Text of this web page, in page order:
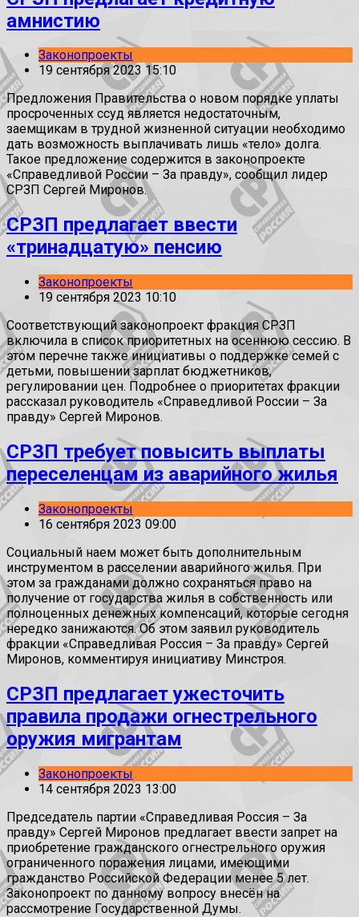
амнистию
Законопроекты
19 сентября 2023 15:10
Предложения Правительства о новом порядке уплаты
просроченных ссуд является недостаточным,
заемщикам в трудной жизненной ситуации необходимо
дать возможность выплачивать лишь «тело» долга.
Такое предложение содержится в законопроекте
«Справедливой России – За правду», сообщил лидер
СРЗП Сергей Миронов.
СРЗП предлагает ввести
«тринадцатую» пенсию
Законопроекты
19 сентября 2023 10:10
Соответствующий законопроект фракция СРЗП
включила в список приоритетных на осеннюю сессию. В
этом перечне также инициативы о поддержке семей с
детьми, повышении зарплат бюджетников,
регулировании цен. Подробнее о приоритетах фракции
рассказал руководитель «Справедливой России – За
правду» Сергей Миронов.
СРЗП требует повысить выплаты
переселенцам из аварийного жилья
Законопроекты
16 сентября 2023 09:00
Социальный наем может быть дополнительным
инструментом в расселении аварийного жилья. При
этом за гражданами должно сохраняться право на
получение от государства жилья в собственность или
полноценных денежных компенсаций, которые сегодня
нередко занижаются. Об этом заявил руководитель
фракции «Справедливая Россия – За правду» Сергей
Миронов, комментируя инициативу Минстроя.
СРЗП предлагает ужесточить
правила продажи огнестрельного
оружия мигрантам
Законопроекты
14 сентября 2023 13:00
Председатель партии «Справедливая Россия – За
правду» Сергей Миронов предлагает ввести запрет на
приобретение гражданского огнестрельного оружия
ограниченного поражения лицами, имеющими
гражданство Российской Федерации менее 5 лет.
Законопроект по данному вопросу внесён на
рассмотрение Государственной Думы.